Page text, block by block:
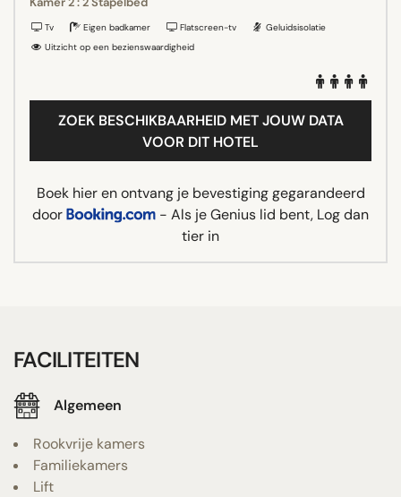
Tv Eigen badkamer Flatscreen-tv
Geluidsisolatie
Uitzicht op een bezienswaardigheid
ZOEK BESCHIKBAARHEID MET JOUW DATA
VOOR DIT HOTEL
Boek hier en ontvang je bevestiging gegarandeerd
door
- Als je Genius lid bent, Log dan
tier in
FACILITEITEN
Algemeen
Rookvrije kamers
Familiekamers
Lift